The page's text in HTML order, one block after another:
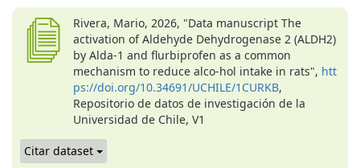
Rivera, Mario, 2026, "Data manuscript The
activation of Aldehyde Dehydrogenase 2 (ALDH2)
by Alda-1 and flurbiprofen as a common
mechanism to reduce alco-hol intake in rats", htt
ps://doi.org/10.34691/UCHILE/1CURKB,
Repositorio de datos de investigación de la
Universidad de Chile, V1
Citar dataset